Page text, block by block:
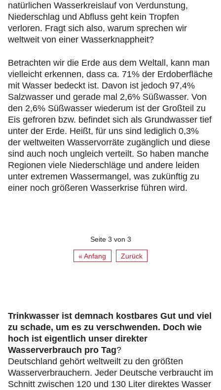
natürlichen Wasserkreislauf von Verdunstung,
Niederschlag und Abfluss geht kein Tropfen
verloren. Fragt sich also, warum sprechen wir
weltweit von einer Wasserknappheit?
Betrachten wir die Erde aus dem Weltall, kann man
vielleicht erkennen, dass ca. 71% der Erdoberfläche
mit Wasser bedeckt ist. Davon ist jedoch 97,4%
Salzwasser und gerade mal 2,6% Süßwasser. Von
den 2,6% Süßwasser wiederum ist der Großteil zu
Eis gefroren bzw. befindet sich als Grundwasser tief
unter der Erde. Heißt, für uns sind lediglich 0,3%
der weltweiten Wasservorräte zugänglich und diese
sind auch noch ungleich verteilt. So haben manche
Regionen viele Niederschläge und andere leiden
unter extremen Wassermangel, was zukünftig zu
einer noch größeren Wasserkrise führen wird.
Seite 3 von 3
« Anfang Zurück
Trinkwasser ist demnach kostbares Gut und viel
zu schade, um es zu verschwenden. Doch wie
hoch ist eigentlich unser direkter
Wasserverbrauch pro Tag?
Deutschland gehört weltweilt zu den größten
Wasserverbrauchern. Jeder Deutsche verbraucht im
Schnitt zwischen 120 und 130 Liter direktes Wasser